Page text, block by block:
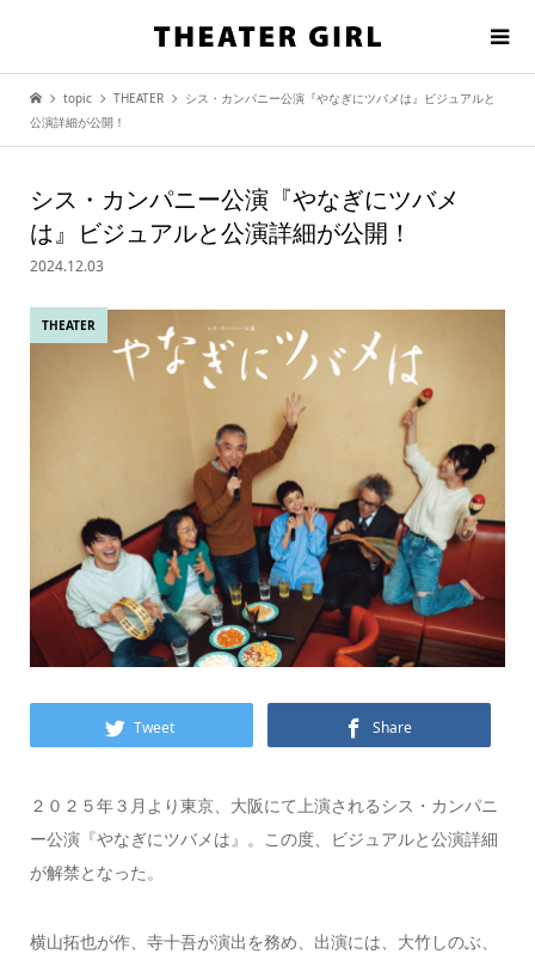
topic THEATER
シス・カンパニー公演『やなぎにツバメは』ビジュアルと
公演詳細が公開！
シス・カンパニー公演『やなぎにツバメ
は』ビジュアルと公演詳細が公開！
2024.12.03
THEATER
Tweet Share
２０２５年３月より東京、大阪にて上演されるシス・カンパニ
ー公演『やなぎにツバメは』。この度、ビジュアルと公演詳細
が解禁となった。
横山拓也が作、寺十吾が演出を務め、出演には、大竹しのぶ、